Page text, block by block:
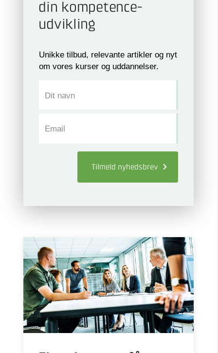
din kompetence­
udvikling
Unikke tilbud, relevante artikler og nyt
om vores kurser og uddannelser.
Dit navn
Email
Tilmeld nyhedsbrev